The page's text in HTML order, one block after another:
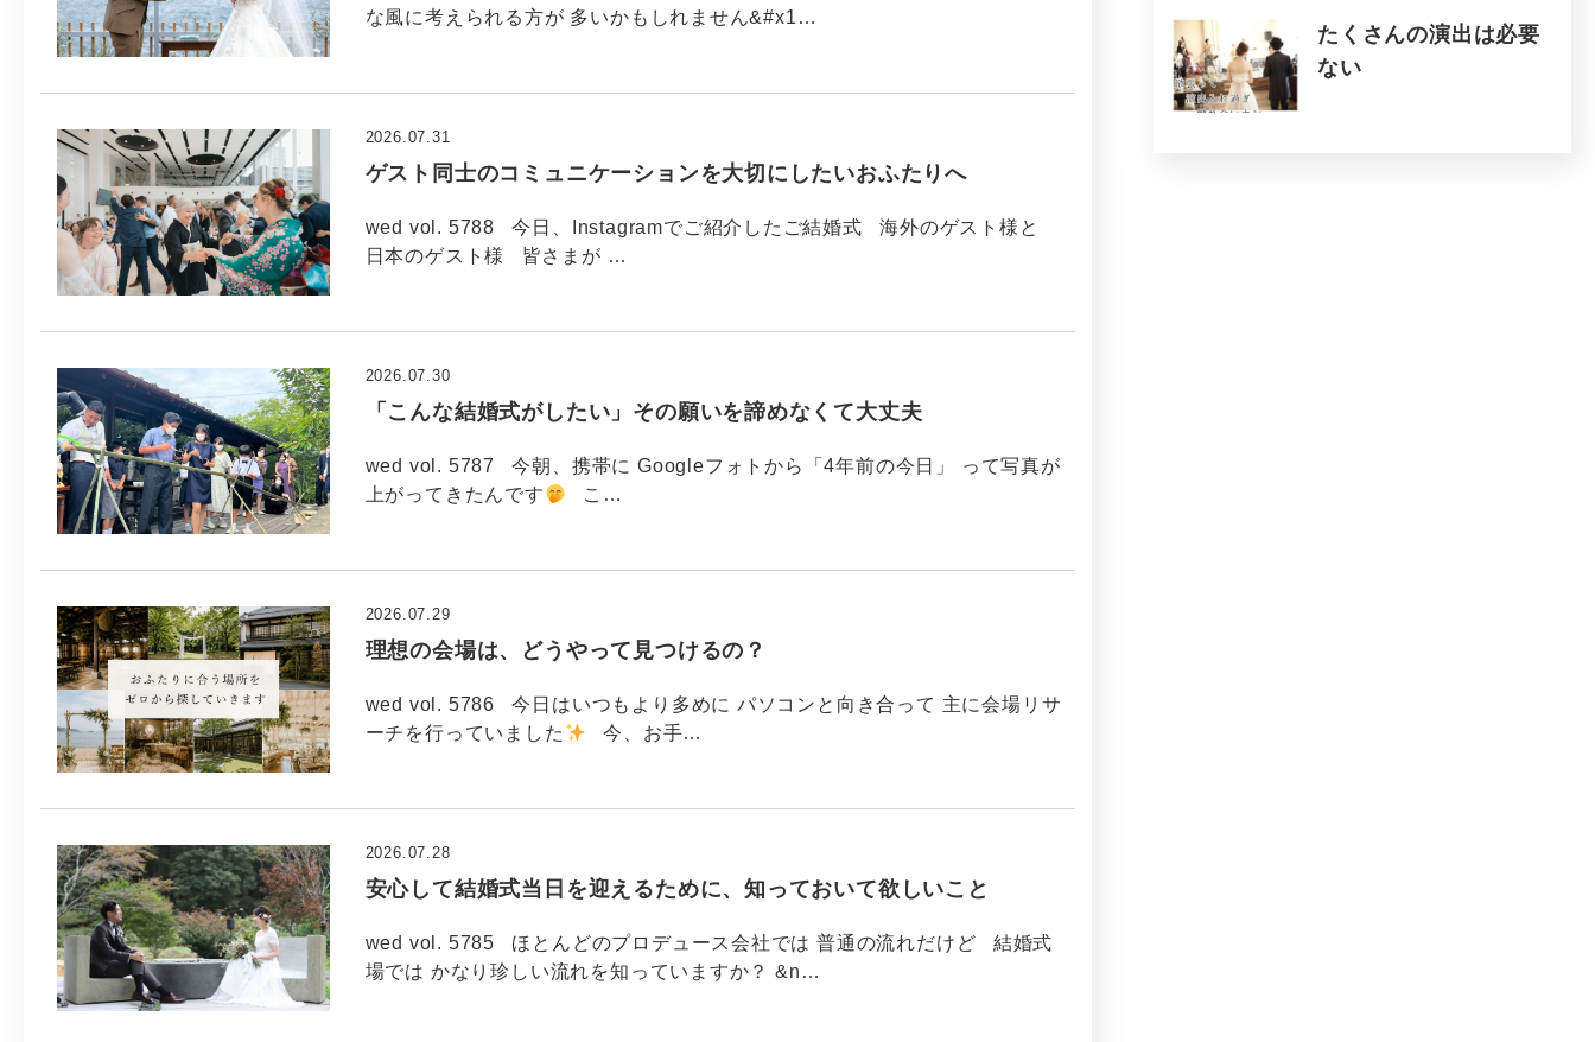
な風に考えられる方が 多いかもしれません&#x1…
ゲスト同士のコミュニケーションを大切にしたいおふたりへ
2026.07.31
wed vol. 5788 今日、Instagramでご紹介したご結婚式 海外のゲスト様と
日本のゲスト様 皆さまが …
「こんな結婚式がしたい」その願いを諦めなくて大丈夫
2026.07.30
wed vol. 5787 今朝、携帯に Googleフォトから「4年前の今日」 って写真が
上がってきたんです
こ…
理想の会場は、どうやって見つけるの？
2026.07.29
wed vol. 5786 今日はいつもより多めに パソコンと向き合って 主に会場リサ
ーチを行っていました
今、お手…
安心して結婚式当日を迎えるために、知っておいて欲しいこと
2026.07.28
wed vol. 5785 ほとんどのプロデュース会社では 普通の流れだけど 結婚式
場では かなり珍しい流れを知っていますか？ &n…
たくさんの演出は必要
ない